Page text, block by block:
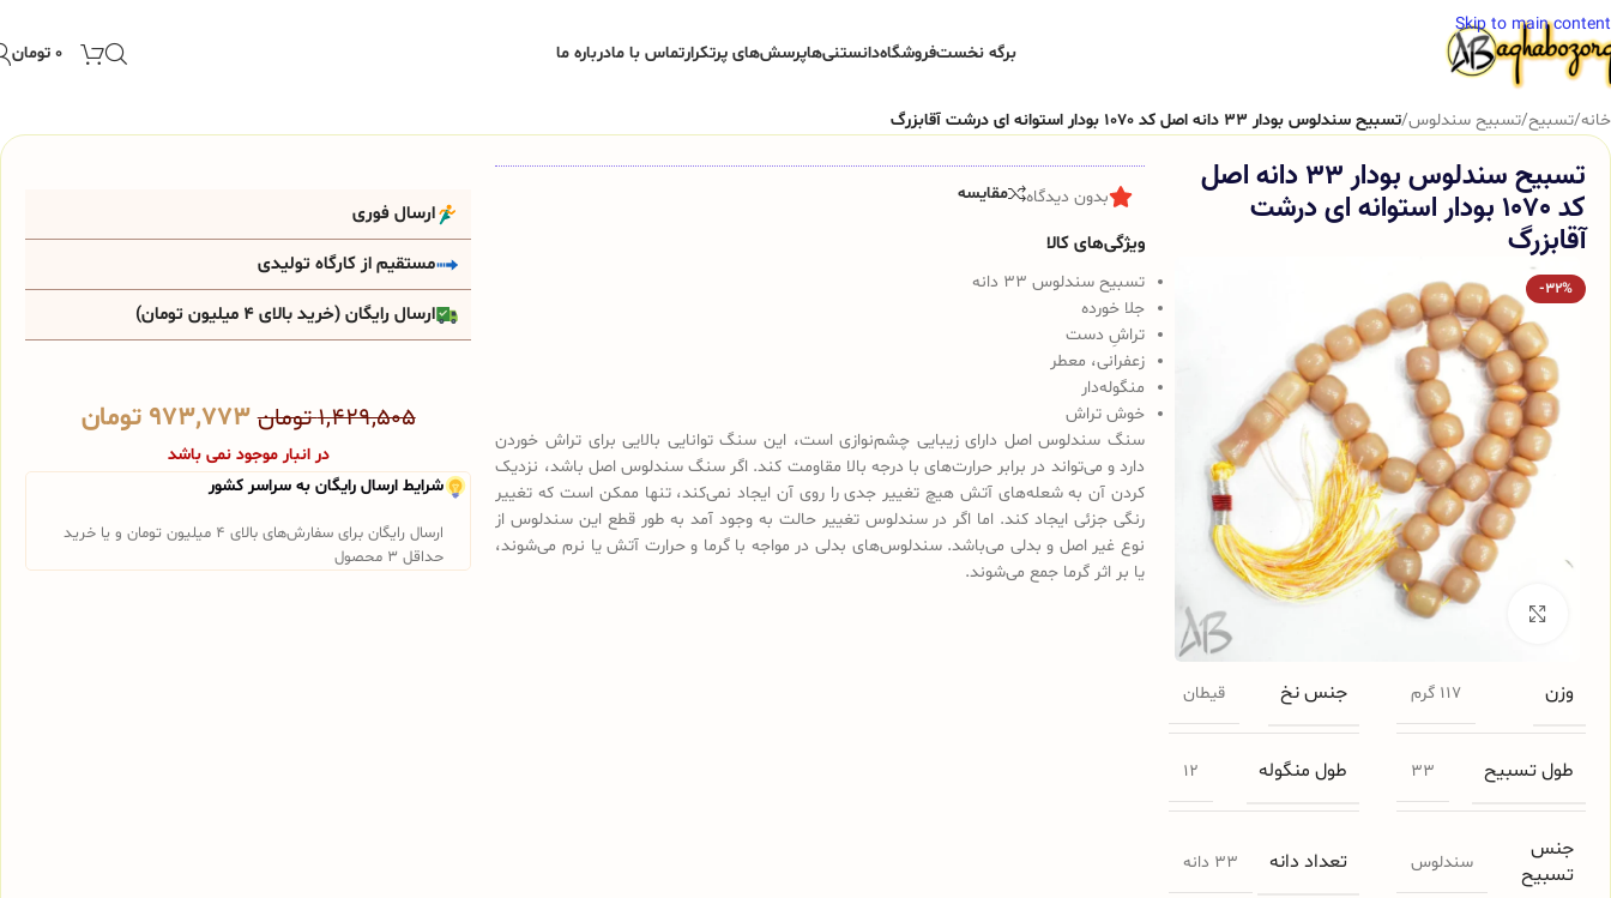
Skip to main content
برگه نخستفروشگاهدانستنی‌هاپرسش‌های پرتکرارتماس با مادرباره ما ۰ تومان
خانه/تسبیح/تسبیح سندلوس/تسبیح سندلوس بودار 33 دانه اصل کد 1070 بودار استوانه ای درشت آقابزرگ
تسبیح سندلوس بودار 33 دانه اصل
کد 1070 بودار استوانه ای درشت
آقابزرگ
-32%
برای بزرگنمایی کلیک کنید
وزن 117 گرم جنس نخ قیطان
طول تسبیح 33 طول منگوله 12
جنس
تسبیح
سندلوس تعداد دانه 33 دانه
بدون دیدگاه مقایسه
ویژگی‌های کالا
تسبیح سندلوس 33 دانه
جلا خورده
تراشِ دست
زعفرانی، معطر
منگوله‌دار
خوش تراش
سنگ سندلوس اصل دارای زیبایی چشم‌نوازی است، این سنگ توانایی بالایی برای تراش خوردن
دارد و می‌تواند در برابر حرارت‌های با درجه بالا مقاومت کند. اگر سنگ سندلوس اصل باشد، نزدیک
کردن آن به شعله‌های آتش هیچ تغییر جدی را روی آن ایجاد نمی‌کند، تنها ممکن است که تغییر
رنگی جزئی ایجاد کند. اما اگر در سندلوس تغییر حالت به وجود آمد به طور قطع این سندلوس از
نوع غیر اصل و بدلی می‌باشد. سندلوس‌های بدلی در مواجه با گرما و حرارت آتش یا نرم می‌شوند،
یا بر اثر گرما جمع می‌شوند.
ارسال فوری
مستقیم از کارگاه تولیدی
ارسال رایگان (خرید بالای 4 میلیون تومان)
۱,۴۲۹,۵۰۵تومان ۹۷۳,۷۷۳ تومان
در انبار موجود نمی باشد
شرایط ارسال رایگان به سراسر کشور
ارسال رایگان برای سفارش‌های بالای 4 میلیون تومان و یا خرید
حداقل 3 محصول